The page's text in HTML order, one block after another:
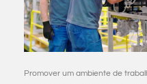
Promover um ambiente de